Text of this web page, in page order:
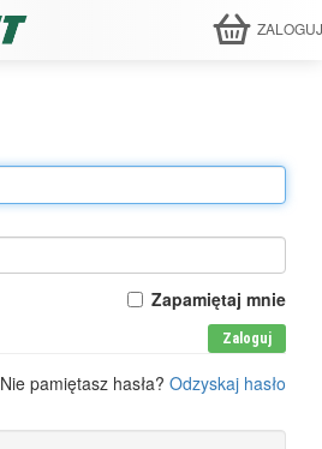
Zapamiętaj mnie
Zaloguj
Nie pamiętasz hasła? Odzyskaj hasło